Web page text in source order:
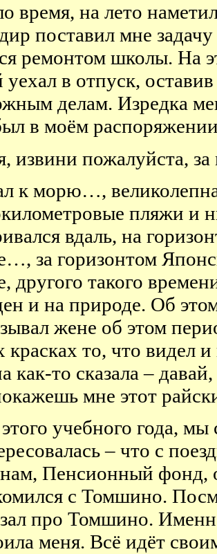
время, на лето
поставил мне
ремонтом школы. На
уехал в отпуск,
делам. Изредка
в моём
извини пожалуйста,
к морю…,
пляжи и
вдаль, на
за горизонтом
другого такого
и на природе. Об
жене об этом
красках то, что видел
как-то сказала –
мне этот
учебного года,
– что с
Пенсионный фонд,
с Томшино.
про Томшино.
меня. Всё идёт